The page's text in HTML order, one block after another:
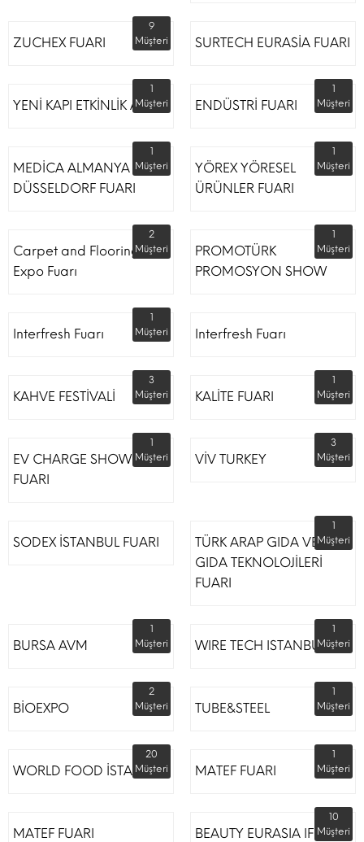
ZUCHEX FUARI
9
Müşteri
SURTECH EURASİA FUARI
YENİ KAPI ETKİNLİK ALANI
1
Müşteri
ENDÜSTRİ FUARI
1
Müşteri
MEDİCA ALMANYA
DÜSSELDORF FUARI
1
Müşteri
YÖREX YÖRESEL
ÜRÜNLER FUARI
1
Müşteri
Carpet and Flooring
Expo Fuarı
2
Müşteri
PROMOTÜRK
PROMOSYON SHOW
1
Müşteri
Interfresh Fuarı
1
Müşteri
Interfresh Fuarı
KAHVE FESTİVALİ
3
Müşteri
KALİTE FUARI
1
Müşteri
EV CHARGE SHOW
FUARI
1
Müşteri
VİV TURKEY
3
Müşteri
SODEX İSTANBUL FUARI
TÜRK ARAP GIDA VE
GIDA TEKNOLOJİLERİ
FUARI
1
Müşteri
BURSA AVM
1
Müşteri
WIRE TECH ISTANBUL
1
Müşteri
BİOEXPO
2
Müşteri
TUBE&STEEL
1
Müşteri
WORLD FOOD İSTANBUL
20
Müşteri
MATEF FUARI
1
Müşteri
MATEF FUARI BEAUTY EURASIA IFM
10
Müşteri